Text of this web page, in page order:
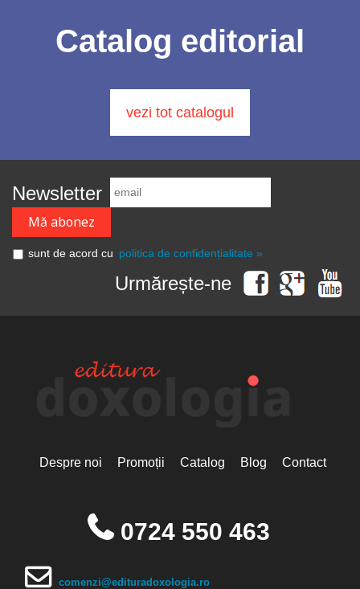
Catalog editorial
vezi tot catalogul
Newsletter
sunt de acord cu politica de confidențialitate »
Urmărește-ne
Despre noi Promoții Catalog Blog Contact
0724 550 463
comenzi@edituradoxologia.ro